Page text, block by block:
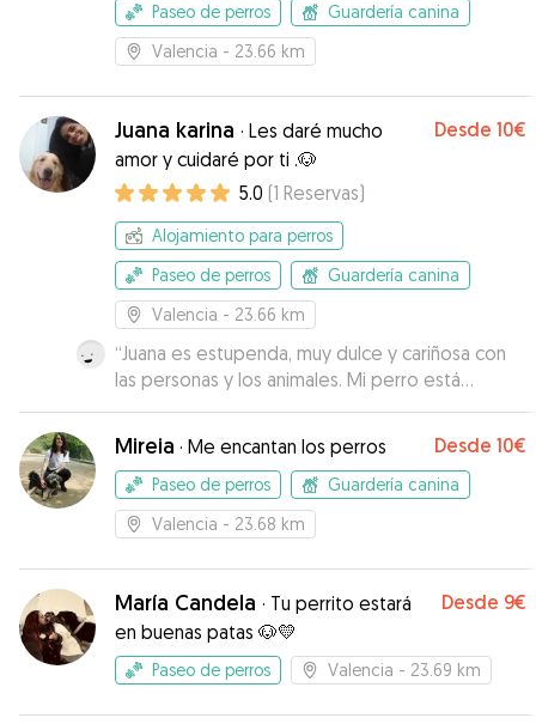
Paseo de perros
Guardería canina
Valencia - 23.66 km
Juana karina · Les daré mucho
amor y cuidaré por ti .🐶
Desde 10€
5.0 (1 Reservas)
Alojamiento para perros
Paseo de perros
Guardería canina
Valencia - 23.66 km
“Juana es estupenda, muy dulce y cariñosa con
las personas y los animales. Mi perro está
encantado. Repetimos seguro”
Mireia · Me encantan los perros Desde 10€
Paseo de perros
Guardería canina
Valencia - 23.68 km
María Candela · Tu perrito estará
en buenas patas 🐶💛
Desde 9€
Paseo de perros Valencia - 23.69 km